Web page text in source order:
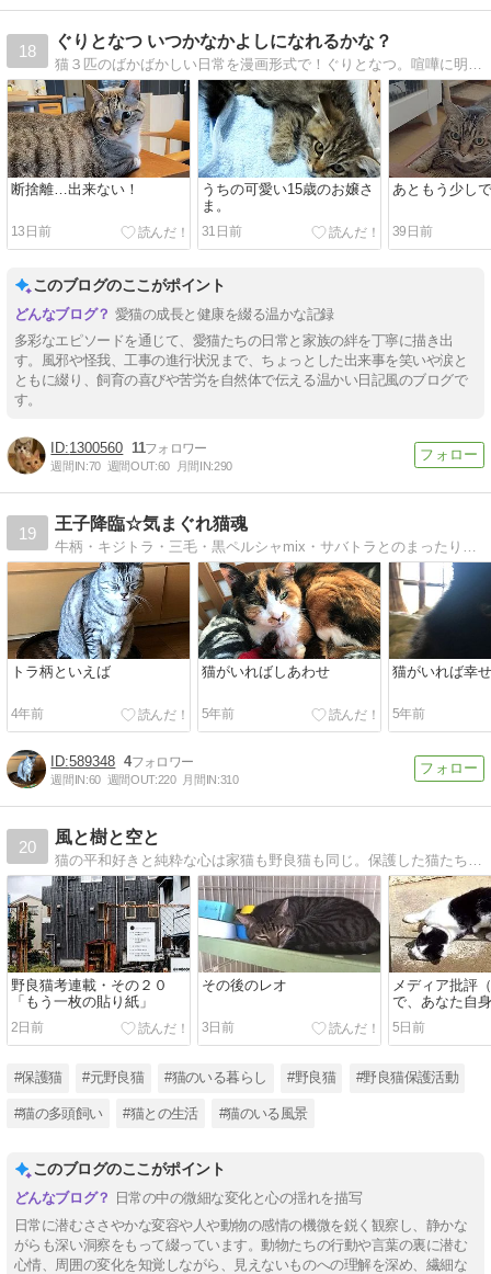
18
ぐりとなつ いつかなかよしになれるかな？
猫３匹のばかばかしい日常を漫画形式で！ぐりとなつ。喧嘩に明け暮れる毎日。いつか仲良しになるのか？そこに子猫が加わって！
断捨離…出来ない！
13日前
うちの可愛い15歳のお嬢さ
ま。
31日前
あともう少し
39日前
このブログのここがポイント
愛猫の成長と健康を綴る温かな記録
多彩なエピソードを通じて、愛猫たちの日常と家族の絆を丁寧に描き出
す。風邪や怪我、工事の進行状況まで、ちょっとした出来事を笑いや涙と
ともに綴り、飼育の喜びや苦労を自然体で伝える温かい日記風のブログで
す。
1300560 11
週間IN:70 週間OUT:60 月間IN:290
19
王子降臨☆気まぐれ猫魂
トラ柄といえば
4年前
猫がいればしあわせ
5年前
猫がいれば幸せ
5年前
589348 4
週間IN:60 週間OUT:220 月間IN:310
20
風と樹と空と
野良猫考連載・その２０
「もう一枚の貼り紙」
2日前
その後のレオ
3日前
メディア批評
で、あなた自
たいの？
5日前
#保護猫 #元野良猫 #猫のいる暮らし #野良猫 #野良猫保護活動
#猫の多頭飼い #猫との生活 #猫のいる風景
このブログのここがポイント
日常の中の微細な変化と心の揺れを描写
日常に潜むささやかな変容や人や動物の感情の機微を鋭く観察し、静かな
がらも深い洞察をもって綴っています。動物たちの行動や言葉の裏に潜む
心情、周囲の変化を知覚しながら、見えないものへの理解を深め、繊細な